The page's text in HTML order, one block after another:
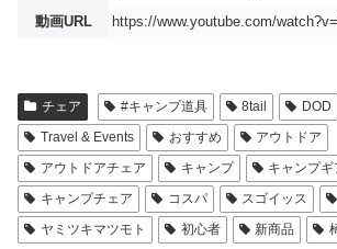
動画URL https://www.youtube.com/
チェア #キャンプ道具 8tail DOD
Travel & Events
おすすめ
アウトドア
アウトドアチェア
キャンプ
キャンプギ
キャンプチェア
コスパ スゴイッス
ヤミツキマツモト
初心者 新商品